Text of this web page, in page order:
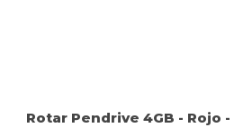
Rotar Pendrive 4GB - Rojo -